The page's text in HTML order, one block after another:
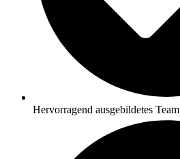
Hervorragend ausgebildetes Team